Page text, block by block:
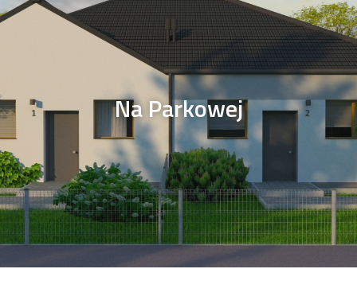
Na Parkowej